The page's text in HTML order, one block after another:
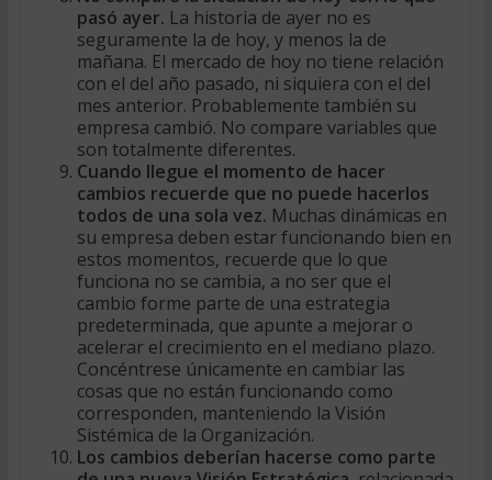
pasó ayer. La historia de ayer no es
seguramente la de hoy, y menos la de
mañana. El mercado de hoy no tiene relación
con el del año pasado, ni siquiera con el del
mes anterior. Probablemente también su
empresa cambió. No compare variables que
son totalmente diferentes.
Cuando llegue el momento de hacer
cambios recuerde que no puede hacerlos
todos de una sola vez. Muchas dinámicas en
su empresa deben estar funcionando bien en
estos momentos, recuerde que lo que
funciona no se cambia, a no ser que el
cambio forme parte de una estrategia
predeterminada, que apunte a mejorar o
acelerar el crecimiento en el mediano plazo.
Concéntrese únicamente en cambiar las
cosas que no están funcionando como
corresponden, manteniendo la Visión
Sistémica de la Organización.
Los cambios deberían hacerse como parte